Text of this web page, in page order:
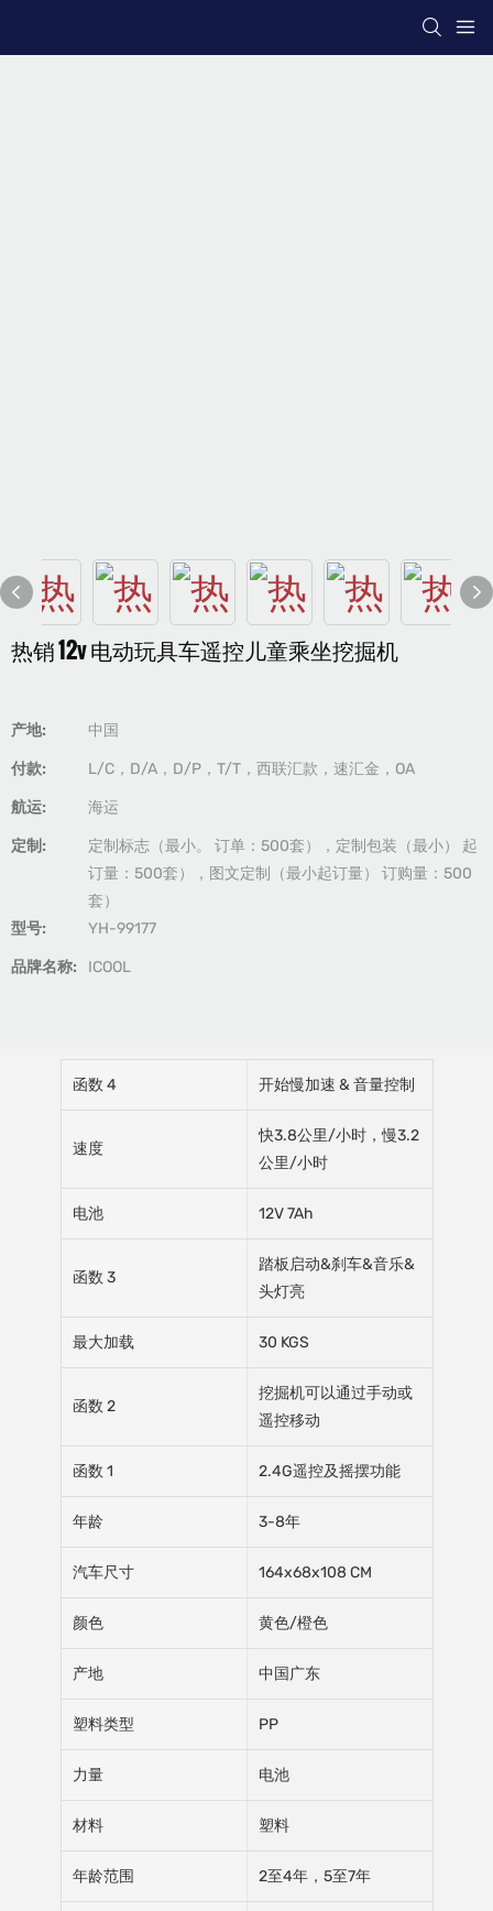
热销 12v 电动玩具车遥控儿童乘坐挖掘机
产地: 中国
付款: L/C，D/A，D/P，T/T，西联汇款，速汇金，OA
航运: 海运
定制:
定制标志（最小。 订单：500套），定制包装（最小） 起
订量：500套），图文定制（最小起订量） 订购量：500
套）
型号:
YH-99177
品牌名称: ICOOL
函数 4 开始慢加速 & 音量控制
速度
快3.8公里/小时，慢3.2
公里/小时
电池 12V 7Ah
函数 3
踏板启动&刹车&音乐&
头灯亮
最大加载 30 KGS
函数 2
挖掘机可以通过手动或
遥控移动
函数 1 2.4G遥控及摇摆功能
年龄 3-8年
汽车尺寸 164x68x108 CM
颜色 黄色/橙色
产地 中国广东
塑料类型 PP
力量 电池
材料 塑料
年龄范围 2至4年，5至7年